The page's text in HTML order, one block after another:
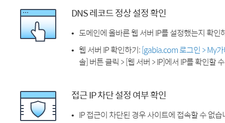
DNS 레코드 정상 설정 확인
도메인에 올바른 웹 서버 IP를 설정했는지 확인
웹 서버 IP 확인하기:[gabia.com 로그인 > My
솔] 버튼 클릭 > [웹 서버 > IP]에서 IP를 확인할
접근 IP 차단 설정 여부 확인
IP 접근이 차단된 경우 사이트에 접속할 수 없습